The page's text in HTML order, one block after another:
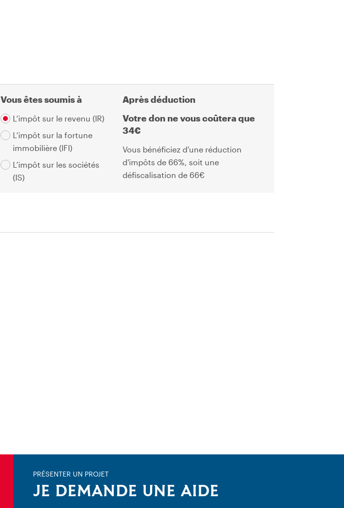
Vous êtes soumis à
L’impôt sur le revenu (IR)
L’impôt sur la fortune
immobilière (IFI)
L’impôt sur les sociétés
(IS)
Après déduction
Votre don ne vous coûtera que
34€
Vous bénéficiez d'une réduction
d'impôts de 66%, soit une
défiscalisation de 66€
PRÉSENTER UN PROJET
JE DEMANDE UNE AIDE